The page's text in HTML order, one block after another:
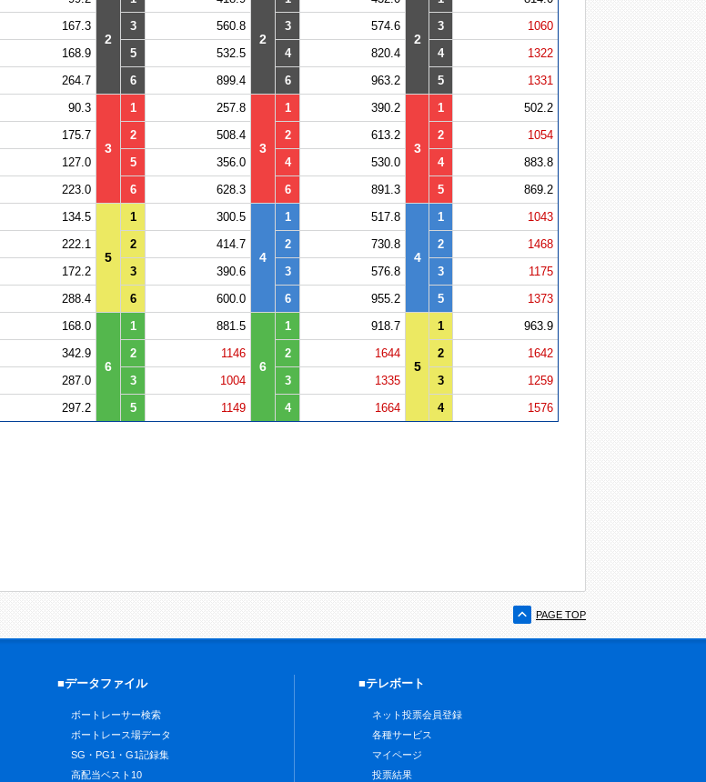
2 2 2
167.3 3 560.8 3 574.6 3
1060
168.9 5 532.5 4 820.4 4
1322
264.7 6 899.4 6 963.2 5 1331
90.3
3
1 257.8
3
1 390.2
3
1
502.2
175.7 2 508.4 2 613.2 2
1054
127.0 5 356.0 4 530.0 4
883.8
223.0 6 628.3 6 891.3 5 869.2
134.5
5
1 300.5
4
1 517.8
4
1
1043
222.1 2 414.7 2 730.8 2
1468
172.2 3 390.6 3 576.8 3
1175
288.4 6 600.0 6 955.2 5 1373
168.0
6
1 881.5
6
1 918.7
5
1
963.9
342.9 2 1146 2 1644 2
1642
287.0 3 1004 3 1335 3
1259
297.2 5 1149 4 1664 4 1576
PAGE TOP
■データファイル
ボートレーサー検索
ボートレース場データ
SG・PG1・G1記録集
高配当ベスト10
■テレボート
ネット投票会員登録
各種サービス
マイページ
投票結果